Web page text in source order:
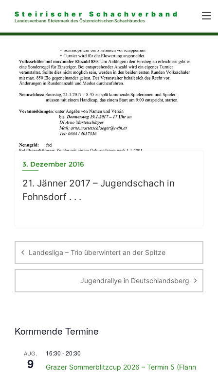
Steirischer Schachverband
Landesverband Steiermark des Österreichischen Schachbundes
3. Dezember 2016
21. Jänner 2017 – Jugendschach in
Fohnsdorf . . .
Landesliga – Trio überwintert an der Spitze
Jugendrallye in Deutschlandsberg
Kommende Termine
AUG.
9
16:30 -20:30
Grazer Sommerblitzcup 2026 – Termin 5 (Flann